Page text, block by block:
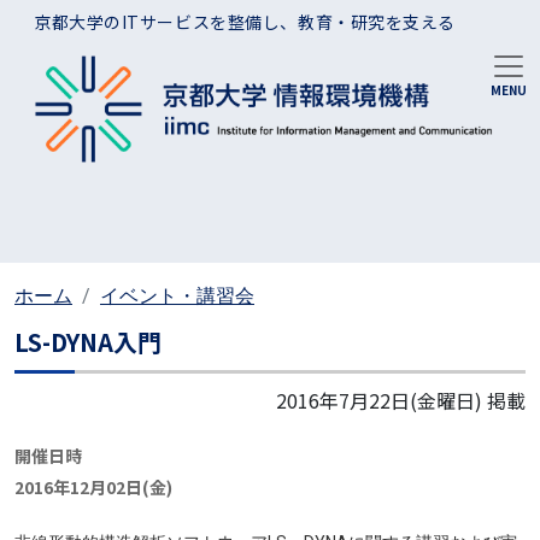
メインコンテンツに移動
京都大学のITサービスを整備し、教育・研究を支える
ホーム イベント・講習会
LS-DYNA入門
2016年7月22日(金曜日) 掲載
開催日時
2016年12月02日(金)